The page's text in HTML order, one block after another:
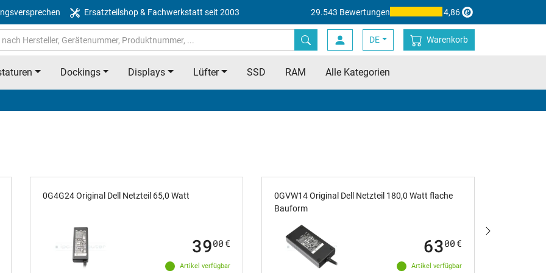
Ersatzteilshop & Fachwerkstatt seit 2003 29.543 Bewertungen 4,86
DE Warenkorb
Dockings Displays Lüfter SSD RAM Alle Kategorien
aus Deutschland
0G4G24 Original Dell Netzteil 65,0 Watt
Artikel verfügbar
3900 €
0GVW14 Original Dell Netzteil 180,0 Watt flache
Bauform
Artikel verfügbar
6300 €